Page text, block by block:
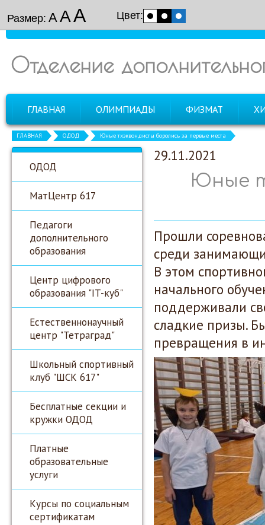
Размер: ААА Цвет:
Отделение
ГЛАВНАЯ ОЛИМПИАДЫ ФИЗМАТ
ГЛАВНАЯ ОДОД Юные тхэквондисты боролись за первые места
ОДОД
МатЦентр 617
Педагоги
дополнительного
образования
Центр цифрового
образования "IT-куб"
Естественнонаучный
центр "Тетраград"
Школьный спортивный
клуб "ШСК 617"
Бесплатные секции и
кружки ОДОД
Платные
образовательные
услуги
Курсы по социальным
сертификатам
29.11.2021
Юные
Прошли
среди
В этом
начального
поддерживали
сладкие призы.
превращения в